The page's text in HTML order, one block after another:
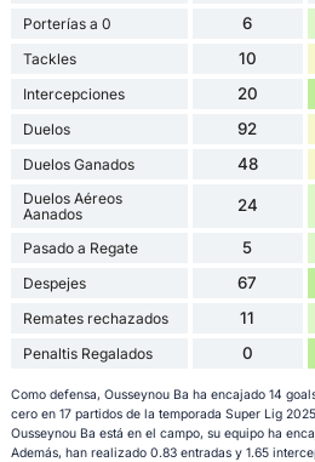
Porterías a 0 6
Tackles 10
Intercepciones 20
Duelos 92
Duelos Ganados 48
Duelos Aéreos
Aanados
24
Pasado a Regate 5
Despejes 67
Remates rechazados 11
Penaltis Regalados 0
Como defensa, Ousseynou Ba ha encajado 14
cero en 17 partidos de la temporada Super Lig
Ousseynou Ba está en el campo, su equipo ha
Además, han realizado 0.83 entradas y 1.65